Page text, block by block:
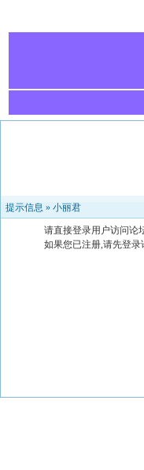
提示信息 » 小丽君
请直接登录用户访问论
如果您已注册,请先登